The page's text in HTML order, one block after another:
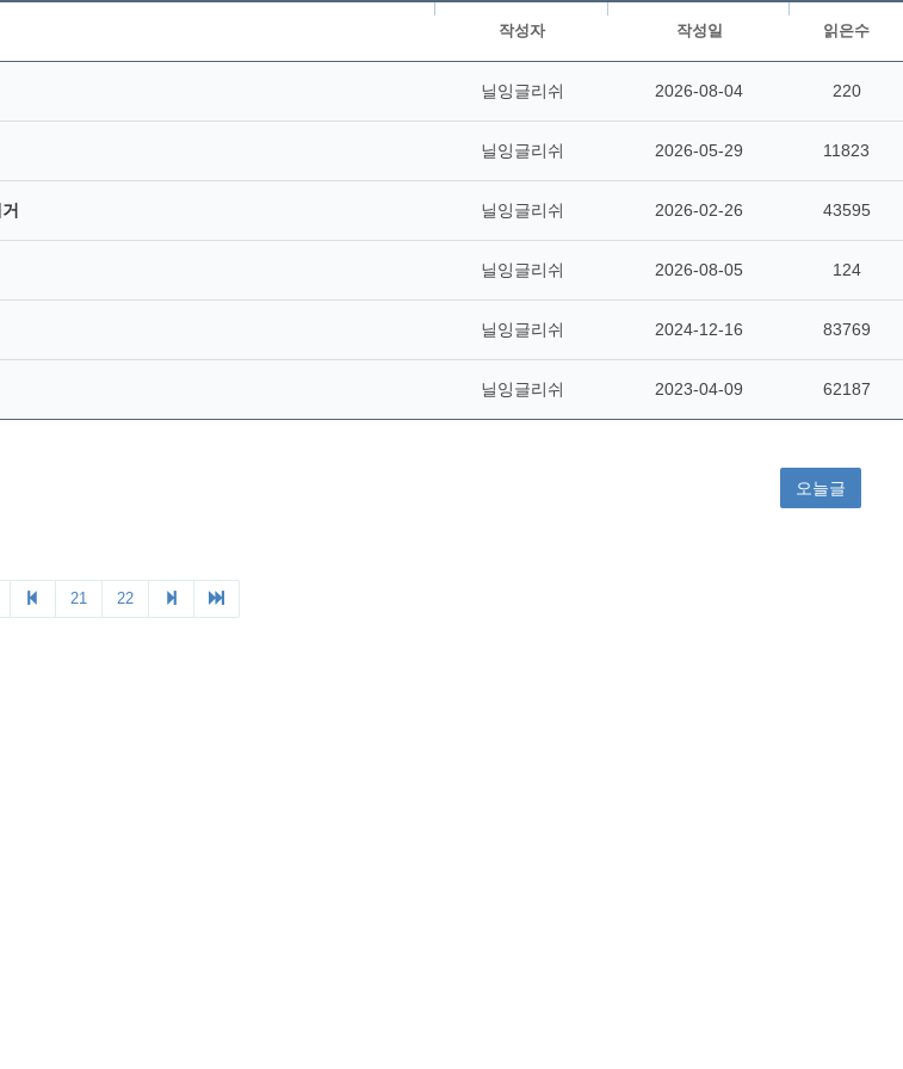
작성자 작성일 읽은수
닐잉글리쉬 2026-08-04 220
닐잉글리쉬 2026-05-29 11823
닐잉글리쉬 2026-02-26 43595
닐잉글리쉬 2026-08-05 124
닐잉글리쉬 2024-12-16 83769
닐잉글리쉬 2023-04-09 62187
오늘글
21 22